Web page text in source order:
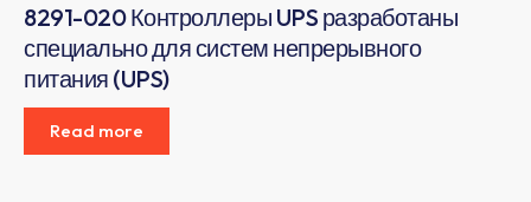
8291-020 Контроллеры UPS разработаны
специально для систем непрерывного
питания (UPS)
Read more